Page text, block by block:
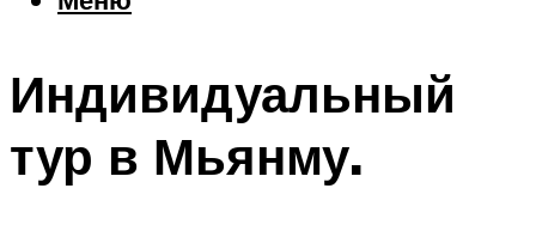
Шоппинг
Что посетить
Индивидуальный
тур в Мьянму.